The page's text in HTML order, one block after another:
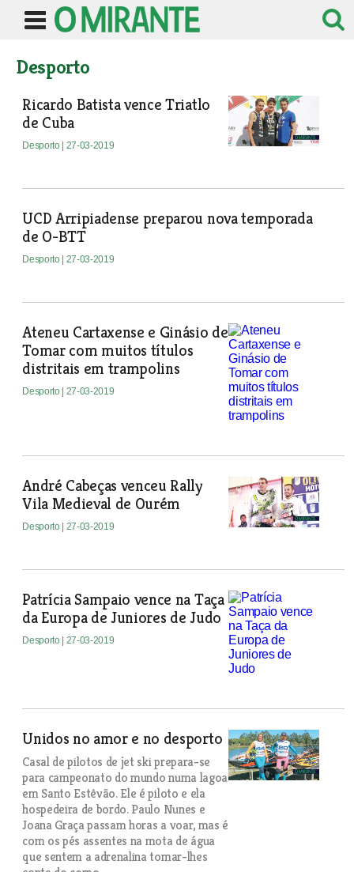
Desporto
Ricardo Batista vence Triatlo
de Cuba
Desporto | 27-03-2019
UCD Arripiadense preparou nova temporada
de O-BTT
Desporto | 27-03-2019
Ateneu Cartaxense e Ginásio de
Tomar com muitos títulos
distritais em trampolins
Desporto | 27-03-2019
André Cabeças venceu Rally
Vila Medieval de Ourém
Desporto | 27-03-2019
Patrícia Sampaio vence na Taça
da Europa de Juniores de Judo
Desporto | 27-03-2019
Unidos no amor e no desporto
Casal de pilotos de jet ski prepara-se
para campeonato do mundo numa lagoa
em Santo Estêvão. Ele é piloto e ela
hospedeira de bordo. Paulo Nunes e
Joana Graça passam horas a voar, mas é
com os pés assentes na mota de água
que sentem a adrenalina tomar-lhes